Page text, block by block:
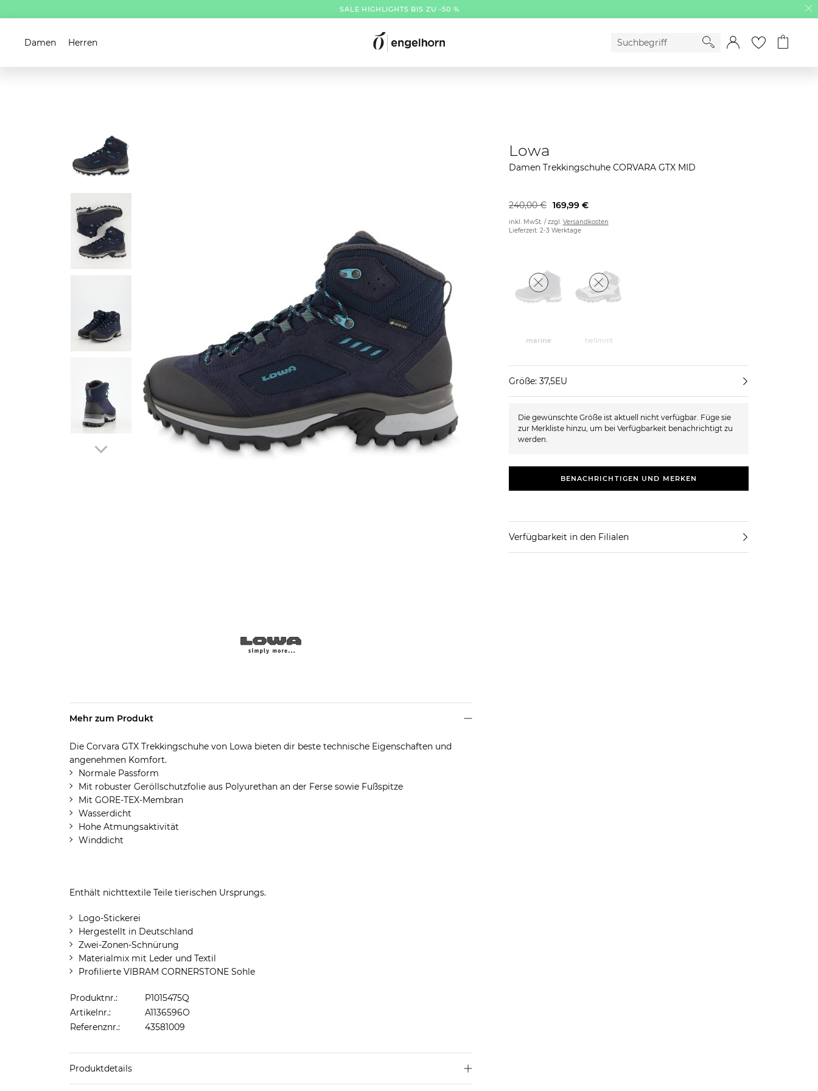
SALE HIGHLIGHTS BIS ZU -50 %
Damen Herren
Lowa
Damen Trekkingschuhe CORVARA GTX MID
169,99 €
240,00 €
inkl. MwSt. / zzgl. Versandkosten
Lieferzeit: 2-3 Werktage
marine hellmint
Größe: 37,5EU
Die gewünschte Größe ist aktuell nicht verfügbar. Füge sie
zur Merkliste hinzu, um bei Verfügbarkeit benachrichtigt zu
werden.
BENACHRICHTIGEN UND MERKEN
Verfügbarkeit in den Filialen
Mehr zum Produkt
Die Corvara GTX Trekkingschuhe von Lowa bieten dir beste technische Eigenschaften und
angenehmen Komfort.
Normale Passform
Mit robuster Geröllschutzfolie aus Polyurethan an der Ferse sowie Fußspitze
Mit GORE-TEX-Membran
Wasserdicht
Hohe Atmungsaktivität
Winddicht
Enthält nichttextile Teile tierischen Ursprungs.
Logo-Stickerei
Hergestellt in Deutschland
Zwei-Zonen-Schnürung
Materialmix mit Leder und Textil
Profilierte VIBRAM CORNERSTONE Sohle
Produktnr.:
P1015475Q
Artikelnr.:
A1136596O
Referenznr.:
43581009
Produktdetails